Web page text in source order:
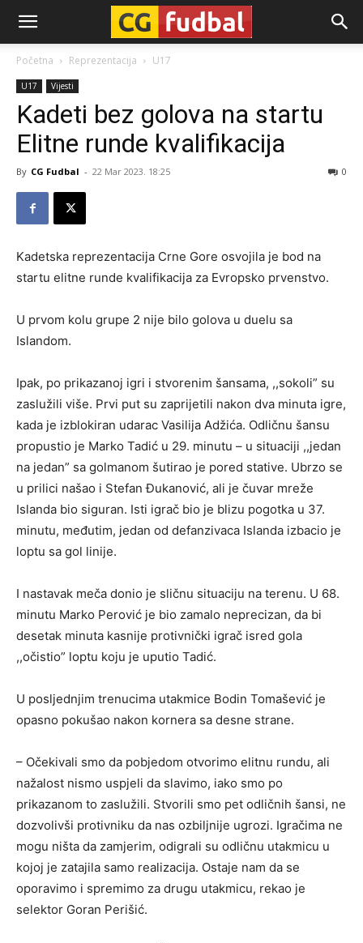
CG-
Fudbal
Početna Reprezentacija U17
U17 Vijesti
Kadeti bez golova na startu
Elitne runde kvalifikacija
By CG Fudbal - 22 Mar 2023. 18:25 0
Kadetska reprezentacija Crne Gore osvojila je bod na
startu elitne runde kvalifikacija za Evropsko prvenstvo.
U prvom kolu grupe 2 nije bilo golova u duelu sa
Islandom.
Ipak, po prikazanoj igri i stvorenim šansama, ,,sokoli” su
zaslužili više. Prvi put su zaprijetili nakon dva minuta igre,
kada je izblokiran udarac Vasilija Adžića. Odličnu šansu
propustio je Marko Tadić u 29. minutu – u situaciji ,,jedan
na jedan” sa golmanom šutirao je pored stative. Ubrzo se
u prilici našao i Stefan Đukanović, ali je čuvar mreže
Islanda bio siguran. Isti igrač bio je blizu pogotka u 37.
minutu, međutim, jedan od defanzivaca Islanda izbacio je
loptu sa gol linije.
I nastavak meča donio je sličnu situaciju na terenu. U 68.
minutu Marko Perović je bio zamalo neprecizan, da bi
desetak minuta kasnije protivnički igrač isred gola
,,očistio” loptu koju je uputio Tadić.
U posljednjim trenucima utakmice Bodin Tomašević je
opasno pokušao nakon kornera sa desne strane.
– Očekivali smo da pobjedom otvorimo elitnu rundu, ali
nažalost nismo uspjeli da slavimo, iako smo po
prikazanom to zaslužili. Stvorili smo pet odličnih šansi, ne
dozvolivši protivniku da nas ozbiljnije ugrozi. Igračima ne
mogu ništa da zamjerim, odigrali su odličnu utakmicu u
kojoj je zatajila samo realizacija. Ostaje nam da se
oporavimo i spremimo za drugu utakmicu, rekao je
selektor Goran Perišić.